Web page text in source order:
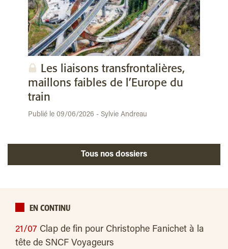
Les liaisons transfrontalières,
maillons faibles de l’Europe du
train
Publié le 09/06/2026 - Sylvie Andreau
Tous nos dossiers
EN CONTINU
21/07 Clap de fin pour Christophe Fanichet à la
tête de SNCF Voyageurs